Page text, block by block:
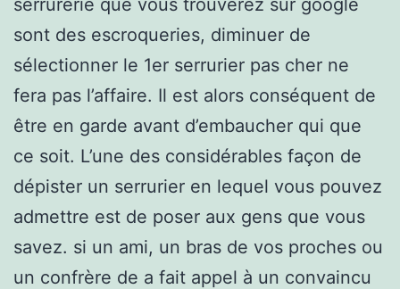
sont des escroqueries, diminuer de
sélectionner le 1er serrurier pas cher ne
fera pas l’affaire. Il est alors conséquent de
être en garde avant d’embaucher qui que
ce soit. L’une des considérables façon de
dépister un serrurier en lequel vous pouvez
admettre est de poser aux gens que vous
savez. si un ami, un bras de vos proches ou
un confrère de a fait appel à un convaincu